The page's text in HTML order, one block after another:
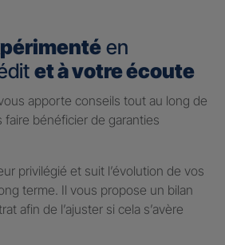
en
et à votre écoute
apporte conseils tout au long de
bénéficier de garanties
privilégié et suit l’évolution de vos
terme. Il vous propose un bilan
afin de l’ajuster si cela s’avère